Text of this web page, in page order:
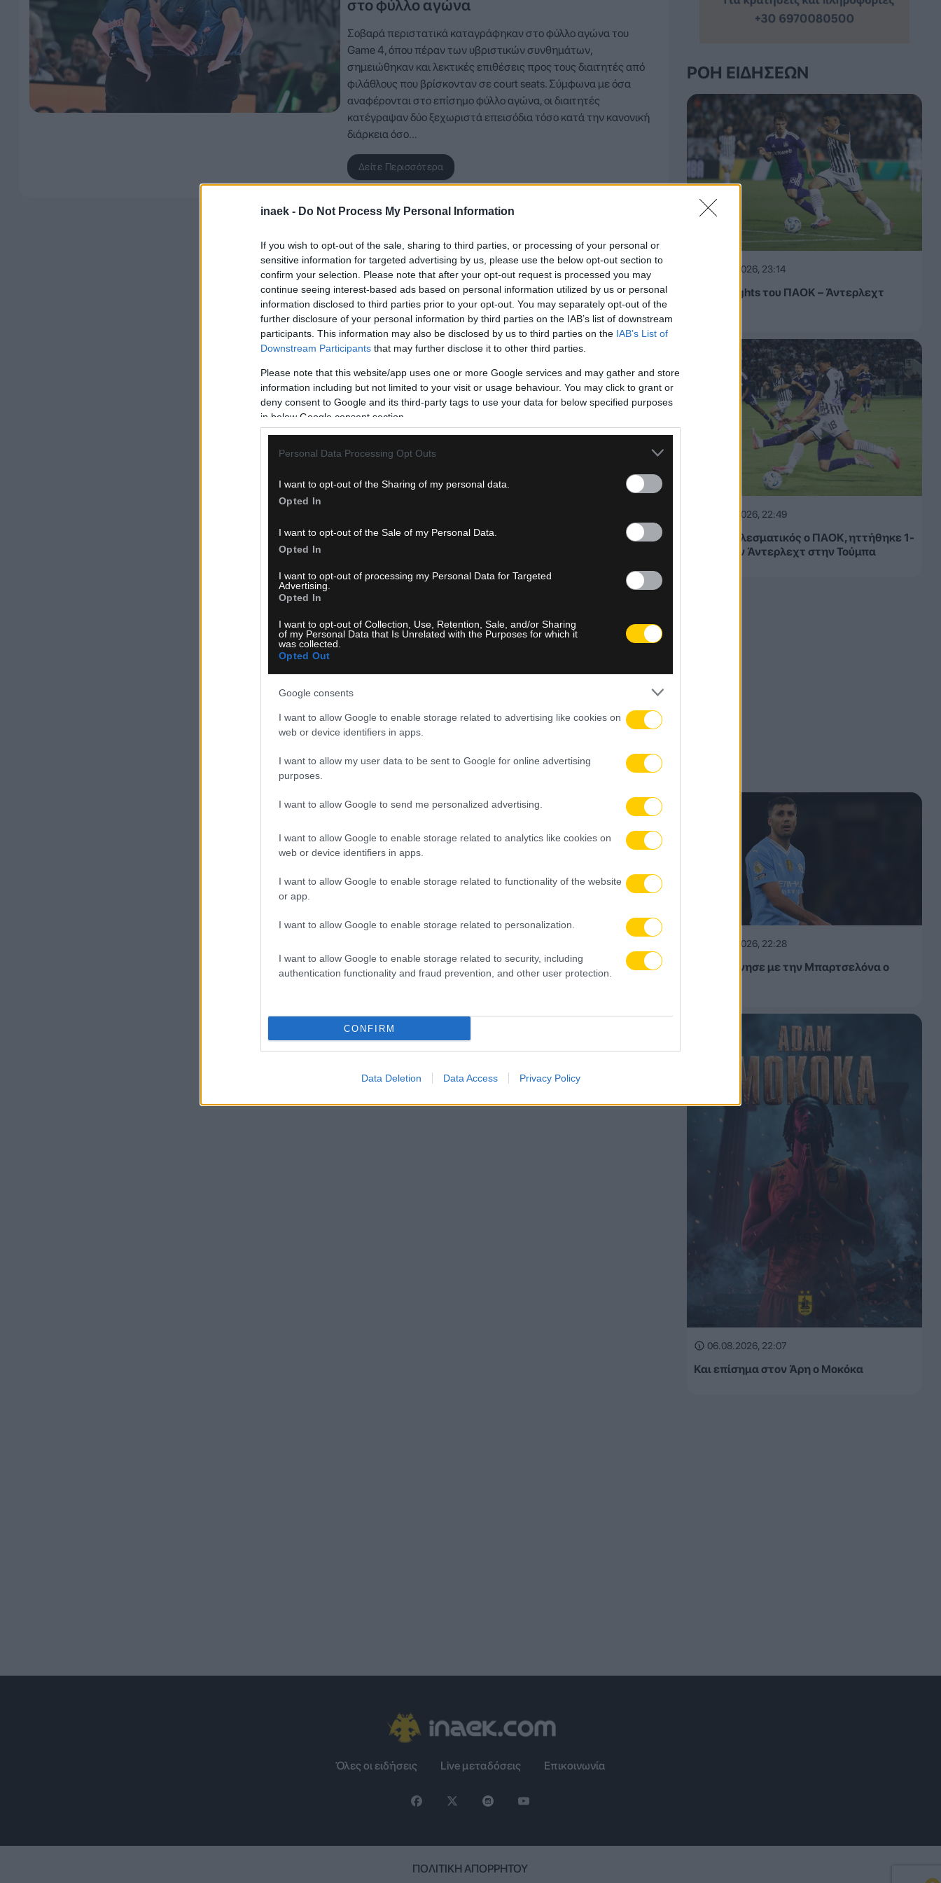
inaek - Do Not Process My Personal Information
If you wish to opt-out of the sale, sharing to third parties, or processing of your personal or
sensitive information for targeted advertising by us, please use the below opt-out section to
confirm your selection. Please note that after your opt-out request is processed you may
continue seeing interest-based ads based on personal information utilized by us or personal
information disclosed to third parties prior to your opt-out. You may separately opt-out of the
further disclosure of your personal information by third parties on the IAB’s list of downstream
participants. This information may also be disclosed by us to third parties on the IAB’s List of
Downstream Participants that may further disclose it to other third parties.
Please note that this website/app uses one or more Google services and may gather and store
information including but not limited to your visit or usage behaviour. You may click to grant or
deny consent to Google and its third-party tags to use your data for below specified purposes
in below Google consent section.
Personal Data Processing Opt Outs
I want to opt-out of the Sharing of my personal data.
Opted In
I want to opt-out of the Sale of my Personal Data.
Opted In
I want to opt-out of processing my Personal Data for Targeted
Advertising.
Opted In
I want to opt-out of Collection, Use, Retention, Sale, and/or Sharing
of my Personal Data that Is Unrelated with the Purposes for which it
was collected.
Opted Out
Google consents
I want to allow Google to enable storage related to advertising like cookies on
web or device identifiers in apps.
I want to allow my user data to be sent to Google for online advertising
purposes.
I want to allow Google to send me personalized advertising.
I want to allow Google to enable storage related to analytics like cookies on
web or device identifiers in apps.
I want to allow Google to enable storage related to functionality of the website
or app.
I want to allow Google to enable storage related to personalization.
I want to allow Google to enable storage related to security, including
authentication functionality and fraud prevention, and other user protection.
CONFIRM
Data Deletion Data Access Privacy Policy
στο φύλλο αγώνα
Σοβαρά περιστατικά καταγράφηκαν στο φύλλο αγώνα του
Game 4, όπου πέραν των υβριστικών συνθημάτων,
σημειώθηκαν και λεκτικές επιθέσεις προς τους διαιτητές από
φιλάθλους που βρίσκονταν σε court seats. Σύμφωνα με όσα
αναφέρονται στο επίσημο φύλλο αγώνα, οι διαιτητές
κατέγραψαν δύο ξεχωριστά επεισόδια τόσο κατά την κανονική
διάρκεια όσο…
Δείτε Περισσότερα
ΡΟΉ ΕΙΔΉΣΕΩΝ
06.08.2026, 23:14
Τα highlights του ΠΑΟΚ – Άντερλεχτ
06.08.2026, 22:49
Αναποτελεσματικός ο ΠΑΟΚ, ηττήθηκε 1-
0 από την Άντερλεχτ στην Τούμπα
06.08.2026, 22:28
«Συμφώνησε με την Μπαρτσελόνα ο
06.08.2026, 22:07
Και επίσημα στον Άρη ο Μοκόκα
Όλες οι ειδήσεις Live μεταδόσεις Επικοινωνία
ΠΟΛΙΤΙΚΉ ΑΠΟΡΡΉΤΟΥ